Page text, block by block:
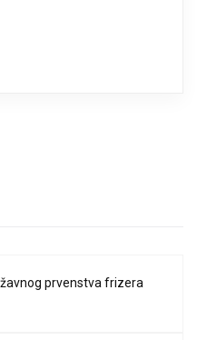
prvenstva frizera